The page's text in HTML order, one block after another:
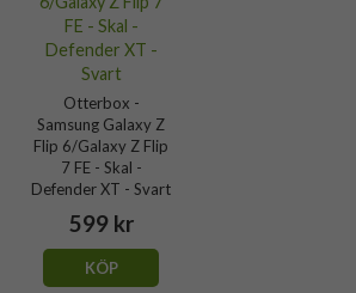
Otterbox -
Samsung Galaxy Z
Flip 6/Galaxy Z Flip
7 FE - Skal -
Defender XT - Svart
599 kr
KÖP